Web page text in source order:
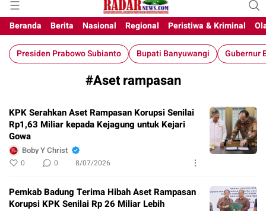
M-Radar News
media online
Beranda
Berita Nasional Regional Peristiwa & Kriminal
Presiden Prabowo Subianto Bupati Banyuwangi Gubernur
#Aset rampasan
KPK Serahkan Aset Rampasan Korupsi Senilai
Rp1,63 Miliar kepada Kejagung untuk Kejari
Gowa
Boby Y Christ
0 0 8/07/2026
Pemkab Badung Terima Hibah Aset Rampasan
Korupsi KPK Senilai Rp 26 Miliar Lebih